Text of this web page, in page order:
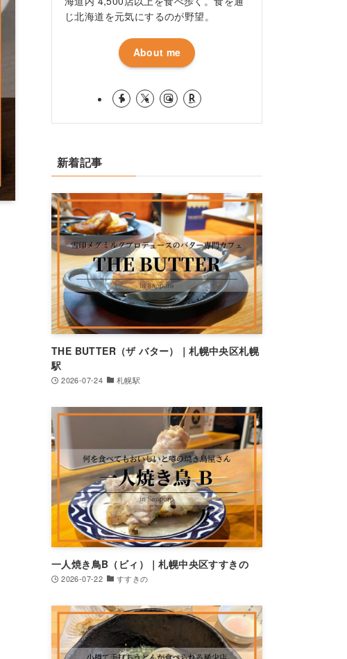
じ北海道を元気にするのが野望。
About me
新着記事
THE BUTTER（ザ バター）｜札幌中央区札幌
駅
2026-07-24 札幌駅
一人焼き鳥B（ビィ）｜札幌中央区すすきの
2026-07-22 すすきの